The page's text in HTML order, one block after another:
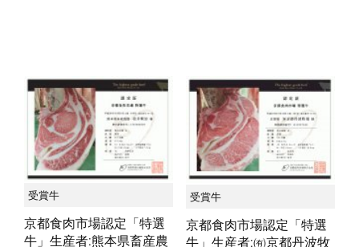
受賞牛
京都食肉市場認定「特選
牛」生産者:熊本県畜産農
受賞牛
京都食肉市場認定「特選
牛」生産者:㈲京都丹波牧